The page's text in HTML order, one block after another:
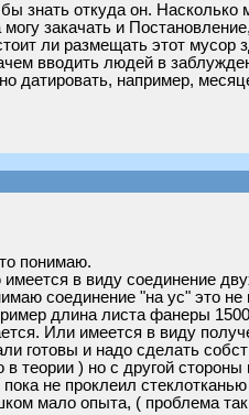
знать откуда он. Насколько
закачать и
ли размещать этот
вводить людей в
датировать, например,
понимаю.
в виду соединение
соединение "на ус" это
длина листа фанеры
Или имеется в виду
готовы и надо сделать
в теории ) но с другой
пока не проклеил
мало опыта, ( проблема